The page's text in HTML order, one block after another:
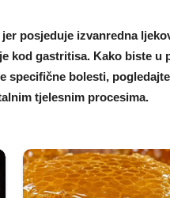
posjeduje izvanredna
kod gastritisa. Kako biste u
specifične bolesti,
tjelesnim procesima.